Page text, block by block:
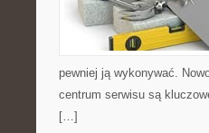
pewniej ją wykonywać.
centrum serwisu są
[…]